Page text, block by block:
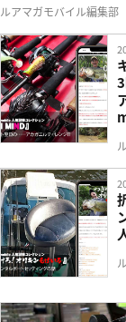
ルアマガモバイル編集部